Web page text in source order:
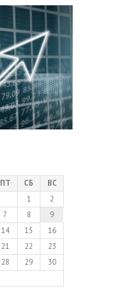
ПТ СБ
ВС
1
2
7 8
9
14 15
16
21 22
23
28 29
30